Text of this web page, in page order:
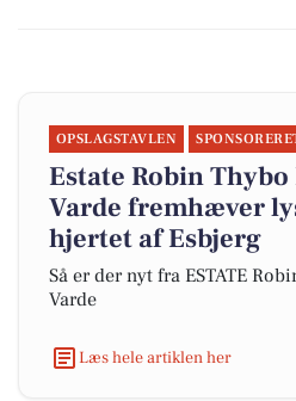
OPSLAGSTAVLEN
Estate Robin
Varde fremhæver
hjertet af Esbjerg
Så er der nyt fra ESTATE
Varde
Læs hele artiklen her